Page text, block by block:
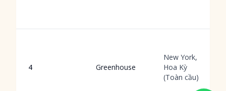
4 Greenhouse
New York,
Hoa Kỳ
(Toàn cầu)